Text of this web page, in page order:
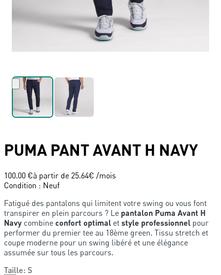
PUMA PANT AVANT H NAVY
100.00 €à partir de 25.64€ /mois
Condition : Neuf
Fatigué des pantalons qui limitent votre swing ou vous font
transpirer en plein parcours ? Le pantalon Puma Avant H
Navy combine confort optimal et style professionnel pour
performer du premier tee au 18ème green. Tissu stretch et
coupe moderne pour un swing libéré et une élégance
assumée sur tous les parcours.
Taille: S